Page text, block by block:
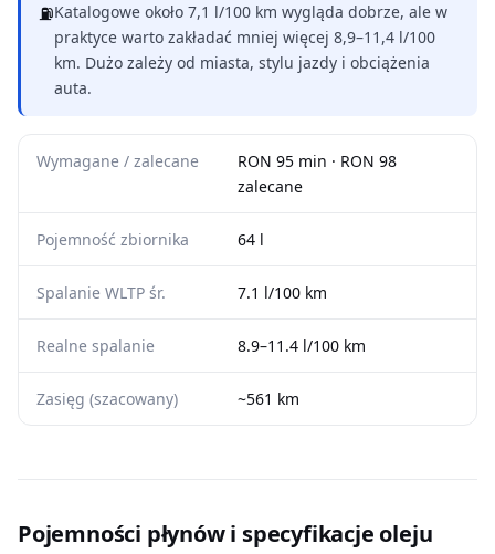
⛽Katalogowe około 7,1 l/100 km wygląda dobrze, ale w
praktyce warto zakładać mniej więcej 8,9–11,4 l/100
km. Dużo zależy od miasta, stylu jazdy i obciążenia
auta.
Wymagane / zalecane
RON 95 min · RON 98
zalecane
Pojemność zbiornika 64 l
Spalanie WLTP śr. 7.1 l/100 km
Realne spalanie 8.9–11.4 l/100 km
Zasięg (szacowany) ~561 km
Pojemności płynów i specyfikacje oleju